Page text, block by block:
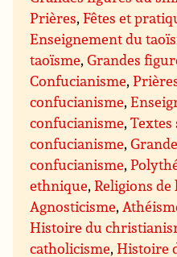
Prières,Fêtes et
Enseignement du
taoïsme,Grandes
Confucianisme,
confucianisme,
confucianisme,
confucianisme,
confucianisme,
ethnique,Religions de
Agnosticisme,
Histoire du
catholicisme,Histoire